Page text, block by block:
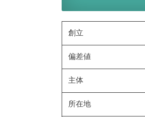
創立
偏差値
主体
所在地